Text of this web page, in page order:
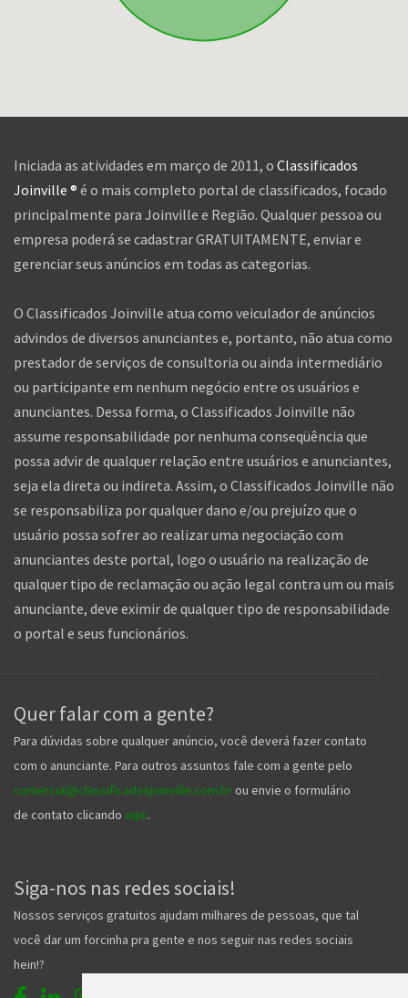
Iniciada as atividades em março de 2011, o Classificados
Joinville ® é o mais completo portal de classificados, focado
principalmente para Joinville e Região. Qualquer pessoa ou
empresa poderá se cadastrar GRATUITAMENTE, enviar e
gerenciar seus anúncios em todas as categorias.
O Classificados Joinville atua como veiculador de anúncios
advindos de diversos anunciantes e, portanto, não atua como
prestador de serviços de consultoria ou ainda intermediário
ou participante em nenhum negócio entre os usuários e
anunciantes. Dessa forma, o Classificados Joinville não
assume responsabilidade por nenhuma conseqüência que
possa advir de qualquer relação entre usuários e anunciantes,
seja ela direta ou indireta. Assim, o Classificados Joinville não
se responsabiliza por qualquer dano e/ou prejuízo que o
usuário possa sofrer ao realizar uma negociação com
anunciantes deste portal, logo o usuário na realização de
qualquer tipo de reclamação ou ação legal contra um ou mais
anunciante, deve eximir de qualquer tipo de responsabilidade
o portal e seus funcionários.
Quer falar com a gente?
Para dúvidas sobre qualquer anúncio, você deverá fazer contato
com o anunciante. Para outros assuntos fale com a gente pelo
comercial@classificadosjoinville.com.br ou envie o formulário
de contato clicando aqui.
Siga-nos nas redes sociais!
Nossos serviços gratuitos ajudam milhares de pessoas, que tal
você dar um forcinha pra gente e nos seguir nas redes sociais
hein!?